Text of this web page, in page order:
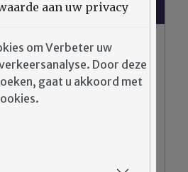
of opmerkingen over de
aan uw privacy
om Verbeter uw
Door deze
gaat u akkoord met